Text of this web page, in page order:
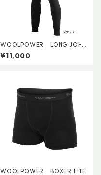
WOOLPOWER LONG JOHN
S 200
¥11,000
WOOLPOWER BOXER LITE